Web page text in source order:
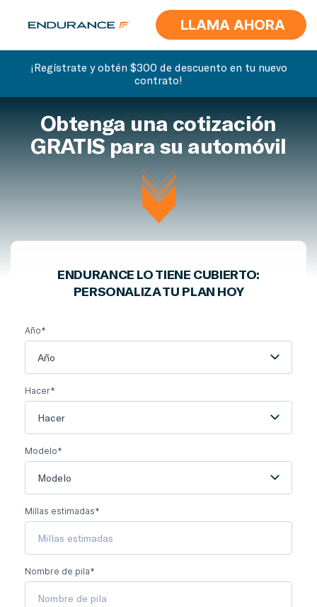
LLAMA AHORA
¡Regístrate y obtén $300 de descuento en tu nuevo
contrato!
Obtenga una cotización
GRATIS para su automóvil
ENDURANCE LO TIENE CUBIERTO:
PERSONALIZA TU PLAN HOY
Año*
Año
Hacer*
Hacer
Modelo*
Modelo
Millas estimadas*
Nombre de pila*